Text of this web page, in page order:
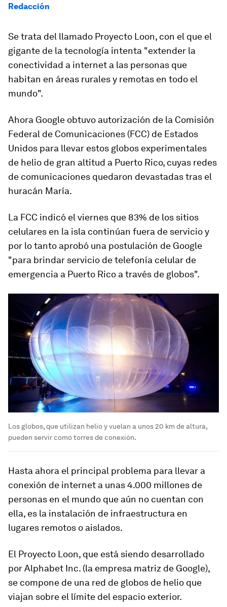
Redacción
Se trata del llamado Proyecto Loon, con el que el
gigante de la tecnología intenta "extender la
conectividad a internet a las personas que
habitan en áreas rurales y remotas en todo el
mundo".
Ahora Google obtuvo autorización de la Comisión
Federal de Comunicaciones (FCC) de Estados
Unidos para llevar estos globos experimentales
de helio de gran altitud a Puerto Rico, cuyas redes
de comunicaciones quedaron devastadas tras el
huracán María.
La FCC indicó el viernes que 83% de los sitios
celulares en la isla continúan fuera de servicio y
por lo tanto aprobó una postulación de Google
"para brindar servicio de telefonía celular de
emergencia a Puerto Rico a través de globos".
Los globos, que utilizan helio y vuelan a unos 20 km de altura,
pueden servir como torres de conexión.
Hasta ahora el principal problema para llevar a
conexión de internet a unas 4.000 millones de
personas en el mundo que aún no cuentan con
ella, es la instalación de infraestructura en
lugares remotos o aislados.
El Proyecto Loon, que está siendo desarrollado
por Alphabet Inc. (la empresa matriz de Google),
se compone de una red de globos de helio que
viajan sobre el límite del espacio exterior.